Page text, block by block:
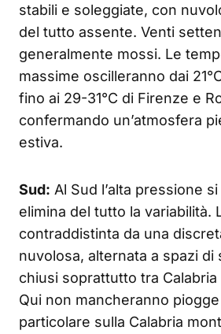
stabili e soleggiate, con
del tutto assente. Venti
generalmente mossi. Le
massime oscilleranno dai
fino ai 29-31°C di Firenze e
confermando un’atmosfera
estiva.
Sud: Al Sud l’alta pressione
elimina del tutto la variabilità.
contraddistinta da una
nuvolosa, alternata a spazi di
chiusi soprattutto tra
Qui non mancheranno
particolare sulla Calabria